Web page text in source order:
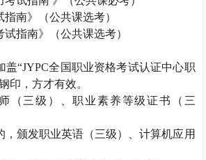
指南》（公共课选考）
试指南》（公共课选考）
盖“JYPC全国职业资格考试认证中心职
印，方才有效。
（三级）、职业素养等级证书（三
，颁发职业英语（三级）、计算机应用